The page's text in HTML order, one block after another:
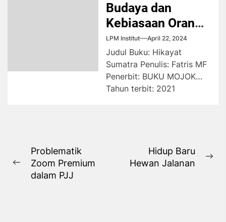
Budaya dan
Kebiasaan Orang
Sumatra
LPM Institut April 22, 2024
Judul Buku: Hikayat
Sumatra Penulis: Fatris MF
Penerbit: BUKU MOJOK
Tahun terbit: 2021
Navigasi
pos
Previous
post:
Problematik
Zoom Premium
dalam PJJ
Hidup Baru
Hewan Jalanan